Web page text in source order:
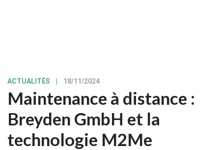
ACTUALITÉS 18/11/2024
Maintenance à distance :
Breyden GmbH et la
technologie M2Me